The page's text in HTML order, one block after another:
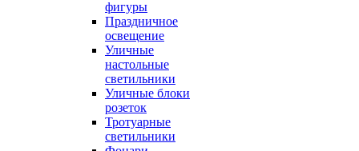
фигуры
Праздничное
освещение
Уличные
настольные
светильники
Уличные блоки
розеток
Тротуарные
светильники